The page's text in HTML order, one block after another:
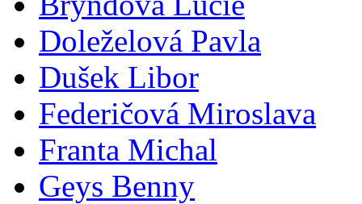
Doleželová Pavla
Dušek Libor
Federičová Miroslava
Franta Michal
Geys Benny